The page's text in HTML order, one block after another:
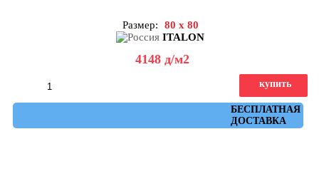
Размер:
80 x 80
ITALON
4148 д/м2
БЕСПЛАТНАЯ
ДОСТАВКА
купить